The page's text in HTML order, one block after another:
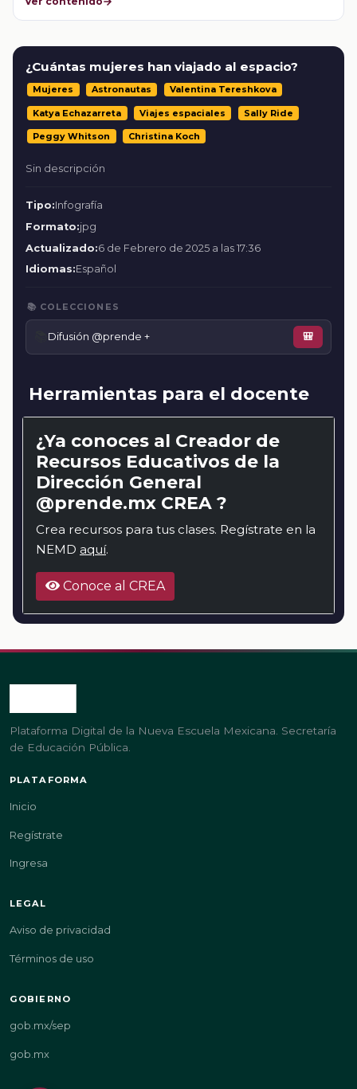
¿Cuántas mujeres han viajado al espacio?
Mujeres Astronautas Valentina Tereshkova
Katya Echazarreta Viajes espaciales Sally Ride
Peggy Whitson Christina Koch
Sin descripción
Tipo:Infografía
Formato:jpg
Actualizado:6 de Febrero de 2025 a las 17:36
Idiomas:Español
📚 COLECCIONES
Difusión @prende + 🎒
Herramientas para el docente
¿Ya conoces al Creador de
Recursos Educativos de la
Dirección General
@prende.mx CREA ?
Crea recursos para tus clases. Regístrate en la
NEMD aquí.
Conoce al CREA
Plataforma Digital de la Nueva Escuela Mexicana. Secretaría
de Educación Pública.
PLATAFORMA
Inicio
Regístrate
Ingresa
LEGAL
Aviso de privacidad
Términos de uso
GOBIERNO
gob.mx/sep
gob.mx